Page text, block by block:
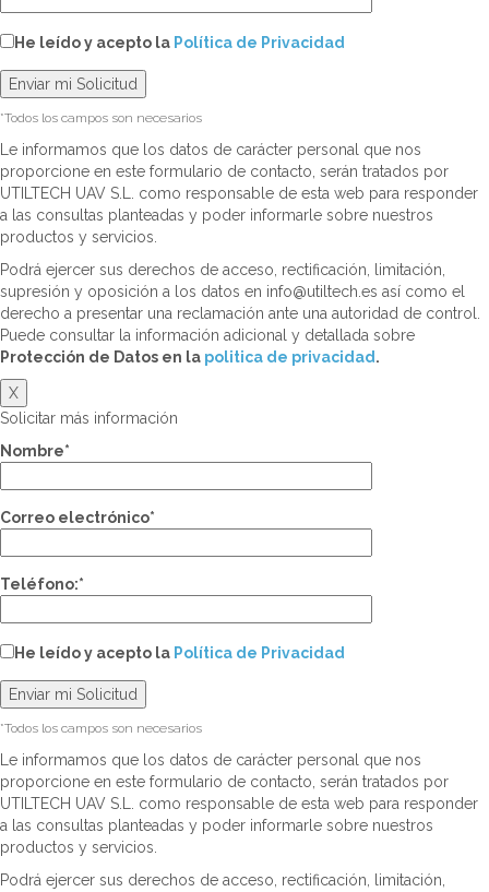
He leído y acepto la Política de Privacidad
*Todos los campos son necesarios
Le informamos que los datos de carácter personal que nos
proporcione en este formulario de contacto, serán tratados por
UTILTECH UAV S.L. como responsable de esta web para responder
a las consultas planteadas y poder informarle sobre nuestros
productos y servicios.
Podrá ejercer sus derechos de acceso, rectificación, limitación,
supresión y oposición a los datos en info@utiltech.es así como el
derecho a presentar una reclamación ante una autoridad de control.
Puede consultar la información adicional y detallada sobre
Protección de Datos en la politica de privacidad .
X
Solicitar más información
Nombre*
Correo electrónico*
Teléfono:*
He leído y acepto la Política de Privacidad
*Todos los campos son necesarios
Le informamos que los datos de carácter personal que nos
proporcione en este formulario de contacto, serán tratados por
UTILTECH UAV S.L. como responsable de esta web para responder
a las consultas planteadas y poder informarle sobre nuestros
productos y servicios.
Podrá ejercer sus derechos de acceso, rectificación, limitación,